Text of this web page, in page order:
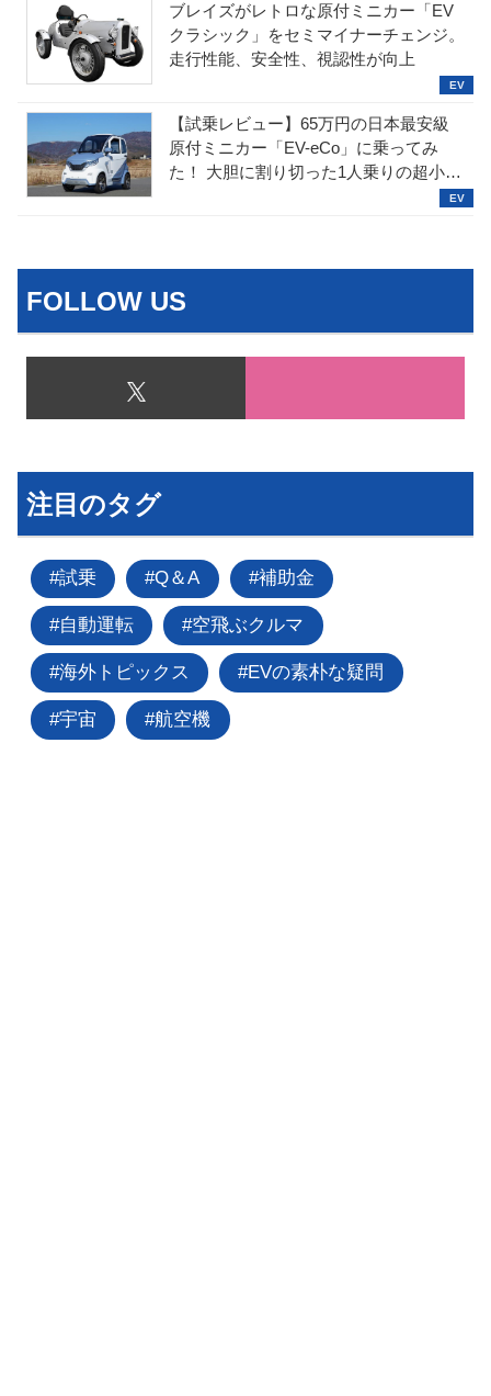
ブレイズがレトロな原付ミニカー「EV
クラシック」をセミマイナーチェンジ。
走行性能、安全性、視認性が向上
【試乗レビュー】65万円の日本最安級
原付ミニカー「EV-eCo」に乗ってみ
た！ 大胆に割り切った1人乗りの超小型
FOLLOW US
注目のタグ
試乗 Q＆A 補助金
自動運転 空飛ぶクルマ
海外トピックス EVの素朴な疑問
宇宙 航空機